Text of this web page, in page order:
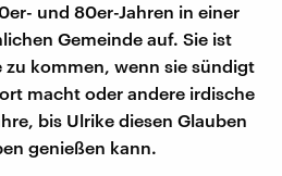
und 80er-Jahren in einer
Gemeinde auf. Sie ist
zu kommen, wenn sie sündigt
macht oder andere irdische
bis Ulrike diesen Glauben
genießen kann.